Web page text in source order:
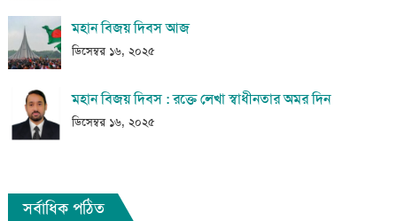
মহান বিজয় দিবস আজ
ডিসেম্বর ১৬, ২০২৫
মহান বিজয় দিবস : রক্তে লেখা স্বাধীনতার অমর দিন
ডিসেম্বর ১৬, ২০২৫
সর্বাধিক পঠিত